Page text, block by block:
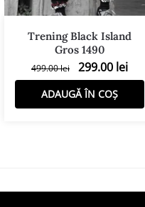
Trening Black Island
Gros 1490
499.00lei 299.00 lei
ADAUGĂ ÎN COȘ